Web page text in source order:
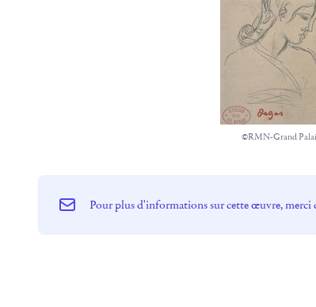
©RMN-Grand
Pour plus d'informations sur cette œuvre, merci